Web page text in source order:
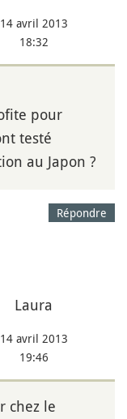
14 avril 2013
18:32
pour
testé
au Japon ?
Répondre
Laura
14 avril 2013
19:46
chez le